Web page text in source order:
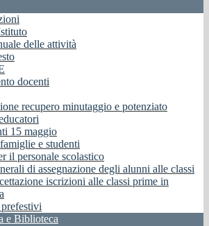
delle attività
docenti
recupero minutaggio e potenziato
15 maggio
e studenti
il personale scolastico
di assegnazione degli alunni alle classi
iscrizioni alle classi prime in
e Biblioteca